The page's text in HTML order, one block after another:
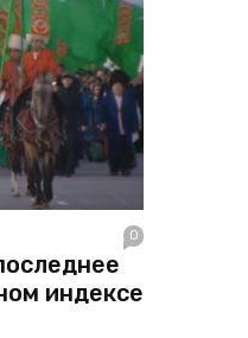
0
индексе